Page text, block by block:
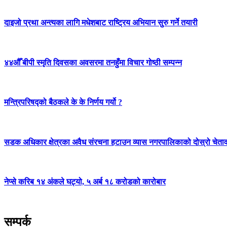
दाइजो प्रथा अन्त्यका लागि मधेशबाट राष्ट्रिय अभियान सुरु गर्ने तयारी
४४औँ बीपी स्मृति दिवसका अवसरमा तनहुँमा विचार गोष्ठी सम्पन्न
मन्त्रिपरिषद्को बैठकले के के निर्णय गर्यो ?
सडक अधिकार क्षेत्रका अवैध संरचना हटाउन व्यास नगरपालिकाको दोस्रो
नेप्से करिब १४ अंकले घट्यो, ५ अर्ब १८ करोडको कारोबार
सम्पर्क